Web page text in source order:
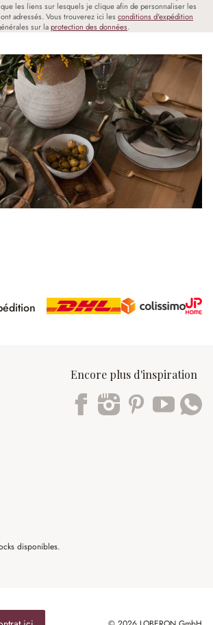
les liens sur lesquels je clique afin de personnaliser les
adressés. Vous trouverez ici les conditions d'expédition
sur laprotection des données.
Encore plus d'inspiration
disponibles.